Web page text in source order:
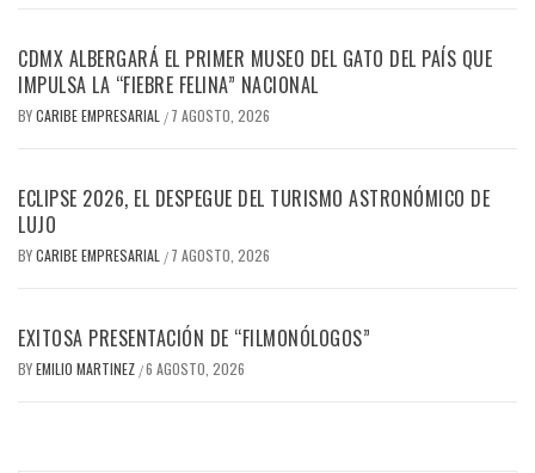
CDMX ALBERGARÁ EL PRIMER MUSEO DEL GATO DEL PAÍS QUE
IMPULSA LA “FIEBRE FELINA” NACIONAL
BYCARIBE EMPRESARIAL / 7 AGOSTO, 2026
ECLIPSE 2026, EL DESPEGUE DEL TURISMO ASTRONÓMICO DE
LUJO
BYCARIBE EMPRESARIAL / 7 AGOSTO, 2026
EXITOSA PRESENTACIÓN DE “FILMONÓLOGOS”
BYEMILIO MARTINEZ /6 AGOSTO, 2026